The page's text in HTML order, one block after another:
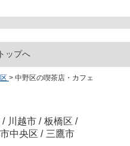
ップへ
> 中野区の喫茶店・カフェ
/ 川越市 / 板橋区 /
中央区 / 三鷹市